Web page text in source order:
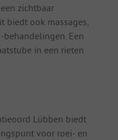
zichtbaar
biedt ook massages,
behandelingen. Een
in een rieten
Lübben biedt
voor roei- en